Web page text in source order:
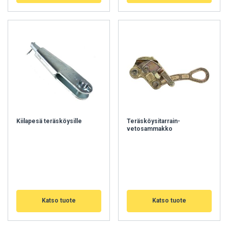
Kiilapesä teräsköysille
Katso tuote
Teräsköysitarrain-
vetosammakko
Katso tuote
Luokittelemattomat
NÄYTÄ TIEDOT
Cookie Policy